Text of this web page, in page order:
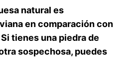
natural es
en comparación con
tienes una piedra de
sospechosa, puedes